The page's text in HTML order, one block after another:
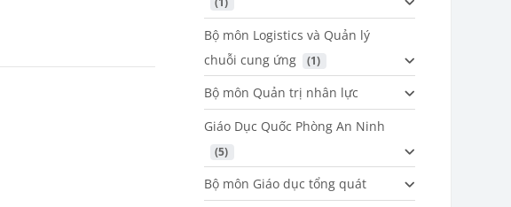
Bộ môn Logistics và Quản lý
chuỗi cung ứng
(1)
Bộ môn Quản trị nhân lực
Giáo Dục Quốc Phòng An Ninh
(5)
Bộ môn Giáo dục tổng quát